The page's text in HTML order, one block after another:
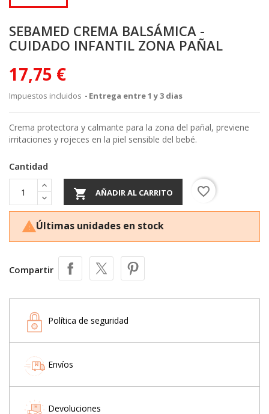
SEBAMED CREMA BALSÁMICA -
CUIDADO INFANTIL ZONA PAÑAL
17,75 €
Impuestos incluidos Entrega entre 1 y 3 dias
Crema protectora y calmante para la zona del pañal, previene
irritaciones y rojeces en la piel sensible del bebé.
Cantidad
 AÑADIR AL CARRITO favorite_border
Últimas unidades en stock
Compartir
Política de seguridad
Envíos
Devoluciones